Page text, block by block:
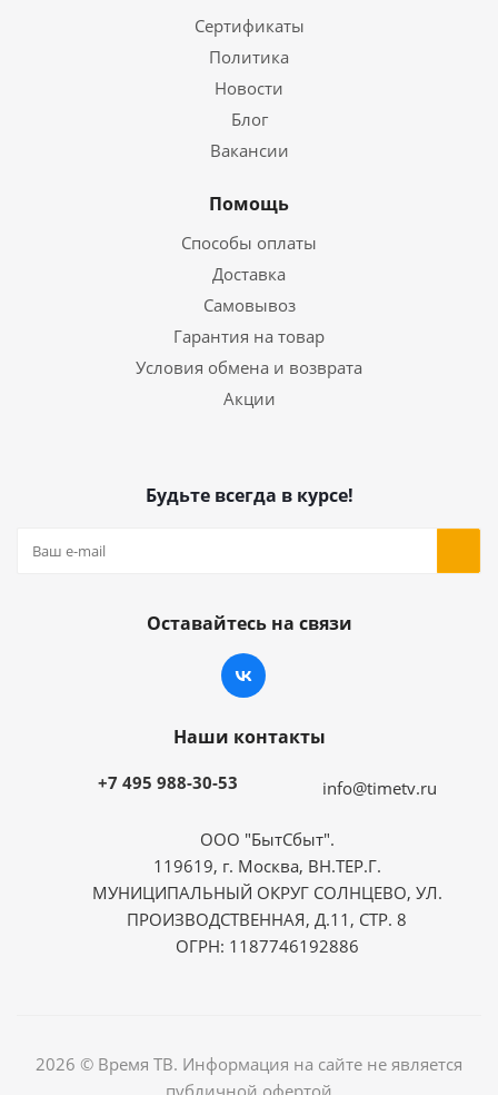
Сертификаты
Политика
Новости
Блог
Вакансии
Помощь
Способы оплаты
Доставка
Самовывоз
Гарантия на товар
Условия обмена и возврата
Акции
Будьте всегда в курсе!
Оставайтесь на связи
Наши контакты
+7 495 988-30-53 info@timetv.ru
ООО "БытСбыт".
119619, г. Москва, ВН.ТЕР.Г.
МУНИЦИПАЛЬНЫЙ ОКРУГ СОЛНЦЕВО, УЛ.
ПРОИЗВОДСТВЕННАЯ, Д.11, СТР. 8
ОГРН: 1187746192886
2026 © Время ТВ. Информация на сайте не является
публичной офертой